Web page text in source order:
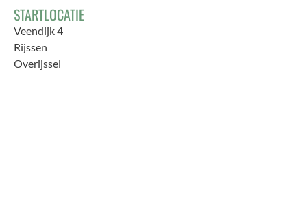
STARTLOCATIE
Veendijk 4
Rijssen
Overijssel